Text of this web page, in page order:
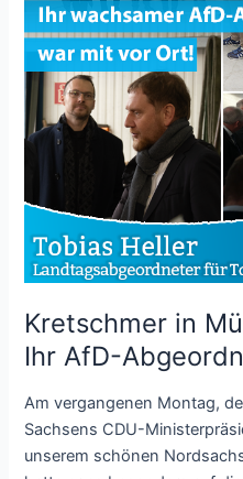
Kretschmer in
Ihr AfD-
Am vergangenen Montag,
Sachsens CDU-
unserem schönen